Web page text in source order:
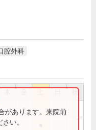
腔外科
祝
●
があります。来院前
い。